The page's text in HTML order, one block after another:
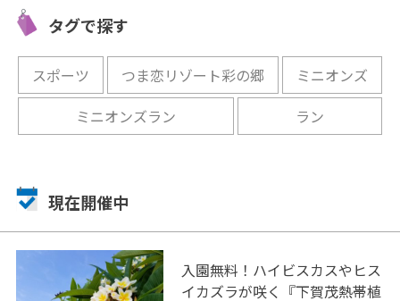
タグで探す
スポーツ つま恋リゾート彩の郷
ミニオンズ
ミニオンズラン
ラン
現在開催中
入園無料！ハイビスカスやヒス
イカズラが咲く『下賀茂熱帯植